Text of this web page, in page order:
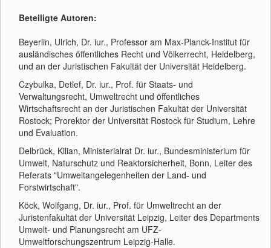
Beteiligte Autoren:
Beyerlin, Ulrich, Dr. iur., Professor am Max-Planck-Institut für
ausländisches öffentliches Recht und Völkerrecht, Heidelberg,
und an der Juristischen Fakultät der Universität Heidelberg.
Czybulka, Detlef, Dr. iur., Prof. für Staats- und
Verwaltungsrecht, Umweltrecht und öffentliches
Wirtschaftsrecht an der Juristischen Fakultät der Universität
Rostock; Prorektor der Universität Rostock für Studium, Lehre
und Evaluation.
Delbrück, Kilian, Ministerialrat Dr. iur., Bundesministerium für
Umwelt, Naturschutz und Reaktorsicherheit, Bonn, Leiter des
Referats "Umweltangelegenheiten der Land- und
Forstwirtschaft".
Köck, Wolfgang, Dr. iur., Prof. für Umweltrecht an der
Juristenfakultät der Universität Leipzig, Leiter des Departments
Umwelt- und Planungsrecht am UFZ-
Umweltforschungszentrum Leipzig-Halle.